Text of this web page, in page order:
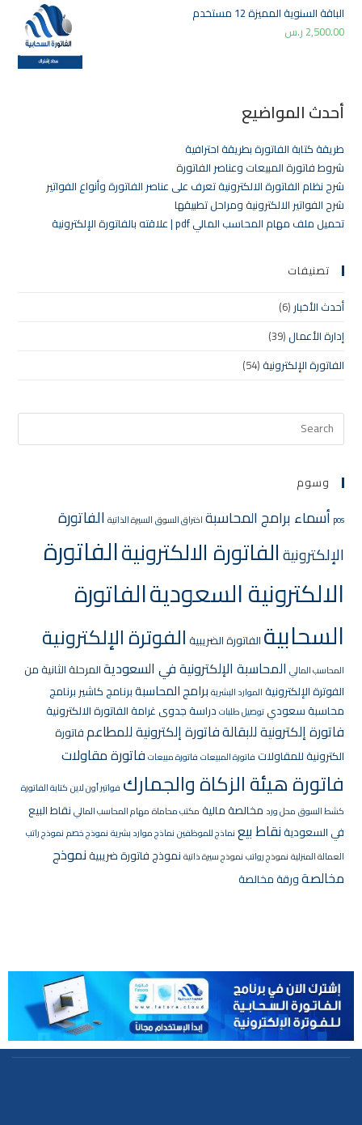
الباقة السنوية المميزة 12 مستخدم
2,500.00 ر.س
أحدث المواضيع
طريقة كتابة الفاتورة بطريقة احترافية
شروط فاتورة المبيعات وعناصر الفاتورة
شرح نظام الفاتورة الالكترونية تعرف على عناصر الفاتورة وأنواع الفواتير
شرح الفواتير الالكترونية ومراحل تطبيقها
تحميل ملف مهام المحاسب المالي pdf | علاقته بالفاتورة الإلكترونية
تصنيفات
أحدث الأخبار (6)
إدارة الأعمال (39)
الفاتورة الإلكترونية (54)
وسوم
pos أسماء برامج المحاسبة اختراق السوق السيرة الذاتية الفاتورة
الإلكترونيةالفاتورة الالكترونيةالفاتورة
الالكترونية السعوديةالفاتورة
السحابية الفاتورة الضريبية الفوترة الإلكترونية
المحاسب المالي المحاسبة الإلكترونية في السعوديةالمرحلة الثانية من
الفوترة الإلكترونية الموارد البشرية برامج المحاسبةبرنامج كاشير برنامج
محاسبة سعودي توصيل طلبات دراسة جدوى غرامة الفاتورة الالكترونية
فاتورة إلكترونية للبقالةفاتورة إلكترونية للمطاعمفاتورة
الكترونية للمقاولات فاتورة المبيعات فاتورة مبيعات فاتورة مقاولات
فاتورة هيئة الزكاة والجمارك فواتير أون لاين كتابة الفاتورة
كشط السوق محل ورد مخالصة مالية مكتب محاماة مهام المحاسب المالي نقاط البيع
في السعوديةنقاط بيع نماذج للموظفين نماذج موارد بشرية نموذج خصم نموذج راتب
العمالة المنزلية نموذج رواتب نموذج سيرة ذاتية نموذج فاتورة ضريبيةنموذج
مخالصةورقة مخالصة